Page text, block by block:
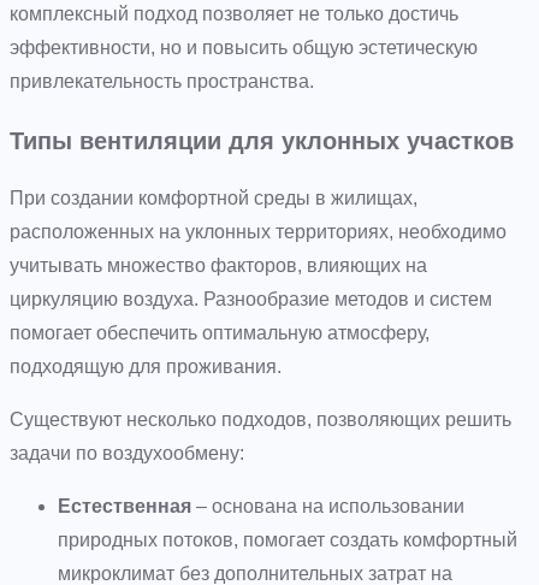
комплексный подход позволяет не только достичь
эффективности, но и повысить общую эстетическую
привлекательность пространства.
Типы вентиляции для уклонных участков
При создании комфортной среды в жилищах,
расположенных на уклонных территориях, необходимо
учитывать множество факторов, влияющих на
циркуляцию воздуха. Разнообразие методов и систем
помогает обеспечить оптимальную атмосферу,
подходящую для проживания.
Существуют несколько подходов, позволяющих решить
задачи по воздухообмену:
Естественная – основана на использовании
природных потоков, помогает создать комфортный
микроклимат без дополнительных затрат на